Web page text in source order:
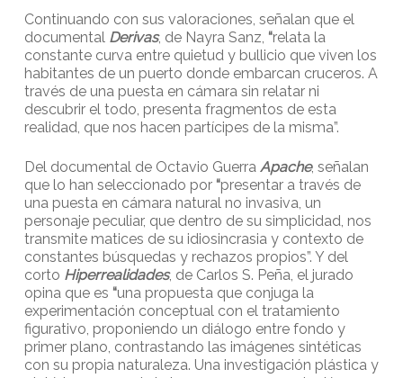
Continuando con sus valoraciones, señalan que el
documental Derivas, de Nayra Sanz, “relata la
constante curva entre quietud y bullicio que viven los
habitantes de un puerto donde embarcan cruceros. A
través de una puesta en cámara sin relatar ni
descubrir el todo, presenta fragmentos de esta
realidad, que nos hacen partícipes de la misma”.
Del documental de Octavio Guerra Apache, señalan
que lo han seleccionado por“presentar a través de
una puesta en cámara natural no invasiva, un
personaje peculiar, que dentro de su simplicidad, nos
transmite matices de su idiosincrasia y contexto de
constantes búsquedas y rechazos propios”. Y del
corto Hiperrealidades, de Carlos S. Peña, el jurado
opina que es “una propuesta que conjuga la
experimentación conceptual con el tratamiento
figurativo, proponiendo un diálogo entre fondo y
primer plano, contrastando las imágenes sintéticas
con su propia naturaleza. Una investigación plástica y